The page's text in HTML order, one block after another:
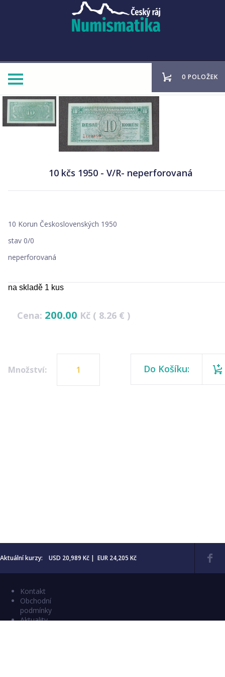
0 POLOŽEK
10 kčs 1950 - V/R- neperforovaná
10 Korun Československých 1950
stav 0/0
neperforovaná
na skladě 1 kus
Cena: 200.00 Kč ( 8.26 € )
Množství: Do Košíku:
Aktuální kurzy: USD 20,989 Kč | EUR 24,205 Kč
Kontakt
Obchodní
podmínky
Aktuality